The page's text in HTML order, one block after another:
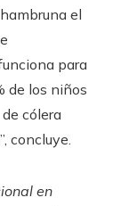
el
para
de los niños
cólera
concluye.
en